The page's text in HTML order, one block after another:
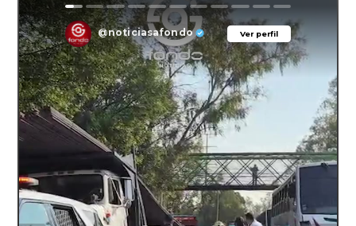
Ver perfil
@noticiasafondo Ver perfil